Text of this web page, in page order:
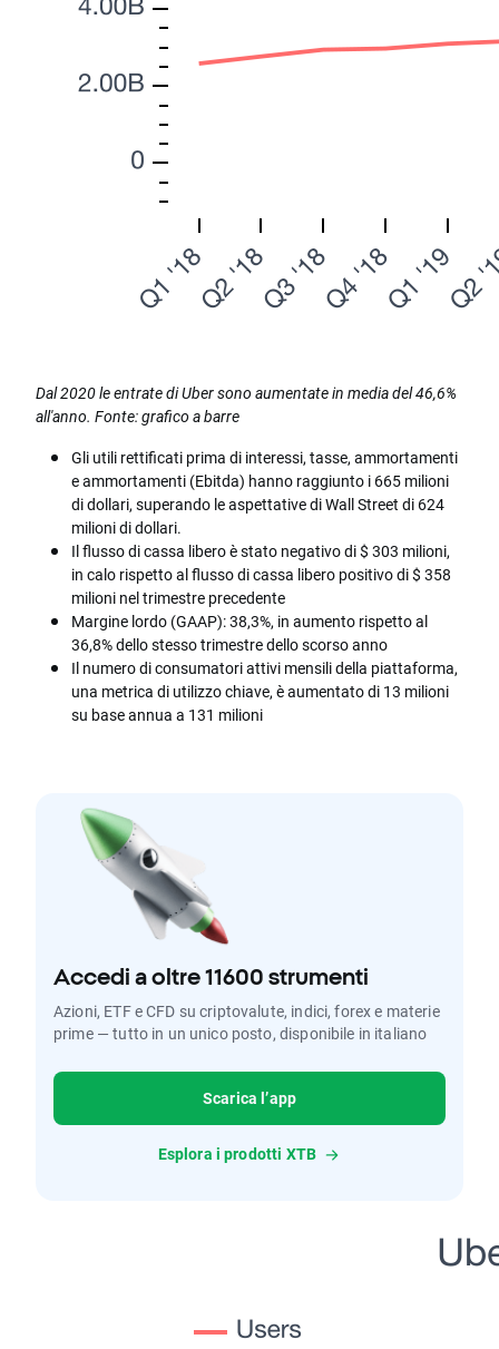
Dal 2020 le entrate di Uber sono aumentate in media del 46,6%
all'anno. Fonte: grafico a barre
Gli utili rettificati prima di interessi, tasse, ammortamenti
e ammortamenti (Ebitda) hanno raggiunto i 665 milioni
di dollari, superando le aspettative di Wall Street di 624
milioni di dollari.
Il flusso di cassa libero è stato negativo di $ 303 milioni,
in calo rispetto al flusso di cassa libero positivo di $ 358
milioni nel trimestre precedente
Margine lordo (GAAP): 38,3%, in aumento rispetto al
36,8% dello stesso trimestre dello scorso anno
Il numero di consumatori attivi mensili della piattaforma,
una metrica di utilizzo chiave, è aumentato di 13 milioni
su base annua a 131 milioni
Accedi a oltre 11600 strumenti
Azioni, ETF e CFD su criptovalute, indici, forex e materie
prime — tutto in un unico posto, disponibile in italiano
Scarica l’app
Esplora i prodotti XTB